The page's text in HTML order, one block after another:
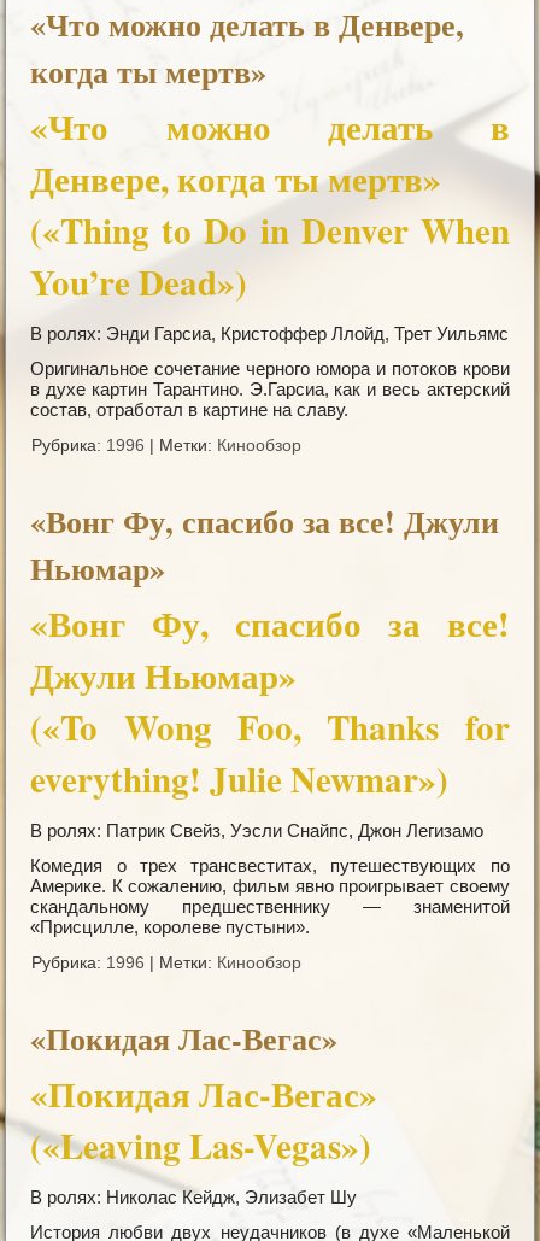
«Что можно делать в Денвере,
когда ты мертв»
«Что можно делать в
Денвере, когда ты мертв»
(«Thing to Do in Denver When
You’re Dead»)
В ролях: Энди Гарсиа, Кристоффер Ллойд, Трет Уильямс
Оригинальное сочетание черного юмора и потоков крови
в духе картин Тарантино. Э.Гарсиа, как и весь актерский
состав, отработал в картине на славу.
Рубрика: 1996 | Метки: Кинообзор
«Вонг Фу, спасибо за все! Джули
Ньюмар»
«Вонг Фу, спасибо за все!
Джули Ньюмар»
(«To Wong Foo, Thanks for
everything! Julie Newmar»)
В ролях: Патрик Свейз, Уэсли Снайпс, Джон Легизамо
Комедия о трех трансвеститах, путешествующих по
Америкe. К сожалению, фильм явно проигрывает своему
скандальному предшественнику — знаменитой
«Присцилле, королеве пустыни».
Рубрика: 1996 | Метки: Кинообзор
«Покидая Лас-Вегас»
«Покидая Лас-Вегас»
(«Leaving Las-Vegas»)
В ролях: Николас Кейдж, Элизабет Шу
История любви двух неудачников (в духе «Маленькой